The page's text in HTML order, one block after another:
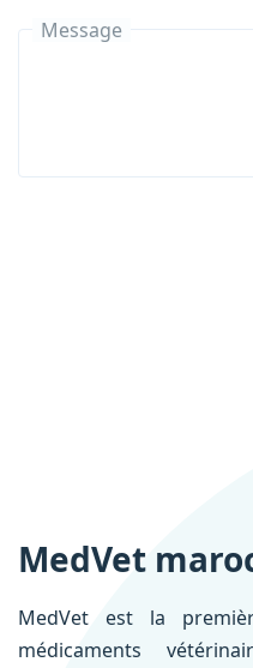
Message
MedVet
MedVet est la
médicaments